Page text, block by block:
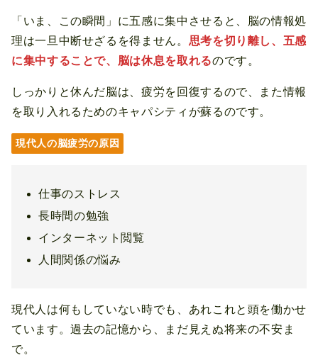
「いま、この瞬間」に五感に集中させると、脳の情報処
理は一旦中断せざるを得ません。 思考を切り離し、五感
に集中することで、脳は休息を取れるのです。
しっかりと休んだ脳は、疲労を回復するので、また情報
を取り入れるためのキャパシティが蘇るのです。
現代人の脳疲労の原因
仕事のストレス
長時間の勉強
インターネット閲覧
人間関係の悩み
現代人は何もしていない時でも、あれこれと頭を働かせ
ています。過去の記憶から、まだ見えぬ将来の不安ま
で。